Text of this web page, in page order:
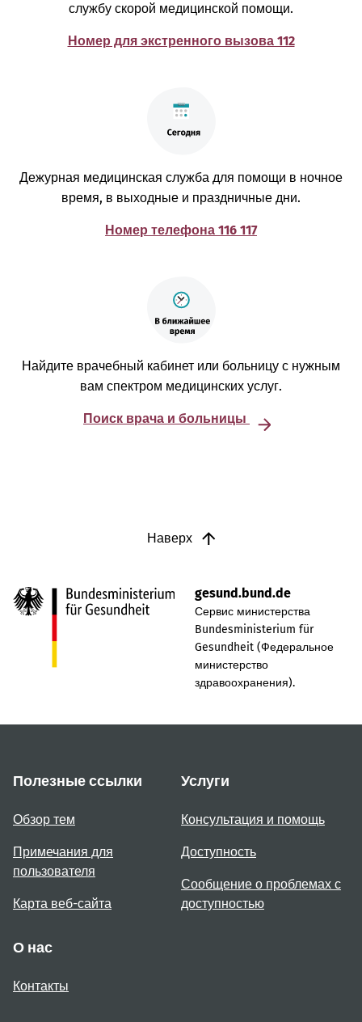
службу скорой медицинской помощи.
Номер для экстренного вызова 112
Дежурная медицинская служба для помощи в ночное
время, в выходные и праздничные дни.
Номер телефона 116 117
Найдите врачебный кабинет или больницу с нужным
вам спектром медицинских услуг.
Поиск врача и больницы
Наверх
gesund.bund.de
Сервис министерства
Bundesministerium für
Gesundheit (Федеральное
министерство
здравоохранения).
Полезные ссылки
Обзор тем
Примечания для
пользователя
Карта веб-сайта
Услуги
Консультация и помощь
Доступность
Сообщение о проблемах с
доступностью
О нас
Контакты